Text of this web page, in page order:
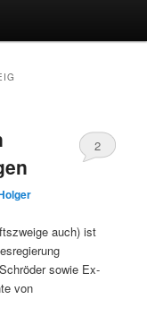
2
auch) ist
sowie Ex-
von